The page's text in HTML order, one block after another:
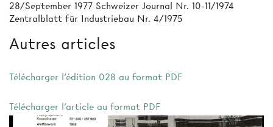
28/September 1977 Schweizer Journal Nr. 10-11/1974
Zentralblatt für Industriebau Nr. 4/1975
Autres articles
Télécharger l'édition 028 au format PDF
Télécharger l'article au format PDF